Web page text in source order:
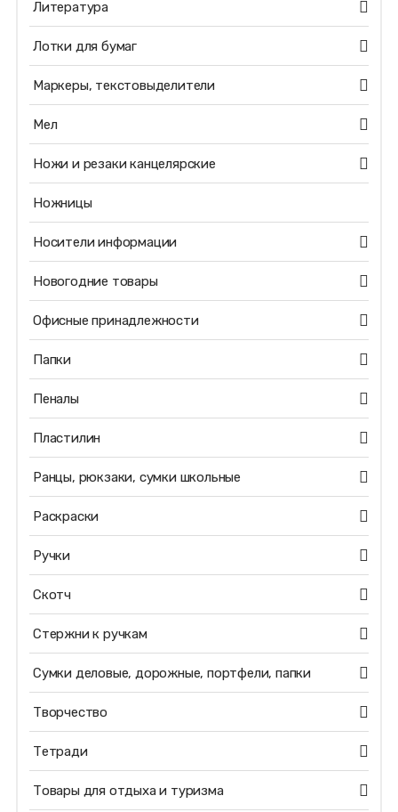
Литература
Лотки для бумаг
Маркеры, текстовыделители
Мел
Ножи и резаки канцелярские
Ножницы
Носители информации
Новогодние товары
Офисные принадлежности
Папки
Пеналы
Пластилин
Ранцы, рюкзаки, сумки школьные
Раскраски
Ручки
Скотч
Стержни к ручкам
Сумки деловые, дорожные, портфели, папки
Творчество
Тетради
Товары для отдыха и туризма